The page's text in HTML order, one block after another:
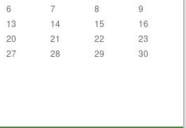
6 7 8
9
13 14 15
16
20 21 22
23
27 28 29
30